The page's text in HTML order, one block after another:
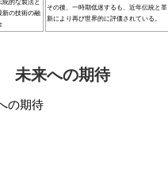
統的な製法と
新の技術の融
その後、一時期低迷するも、近年伝統と革
新により再び世界的に評価されている。
未来への期待